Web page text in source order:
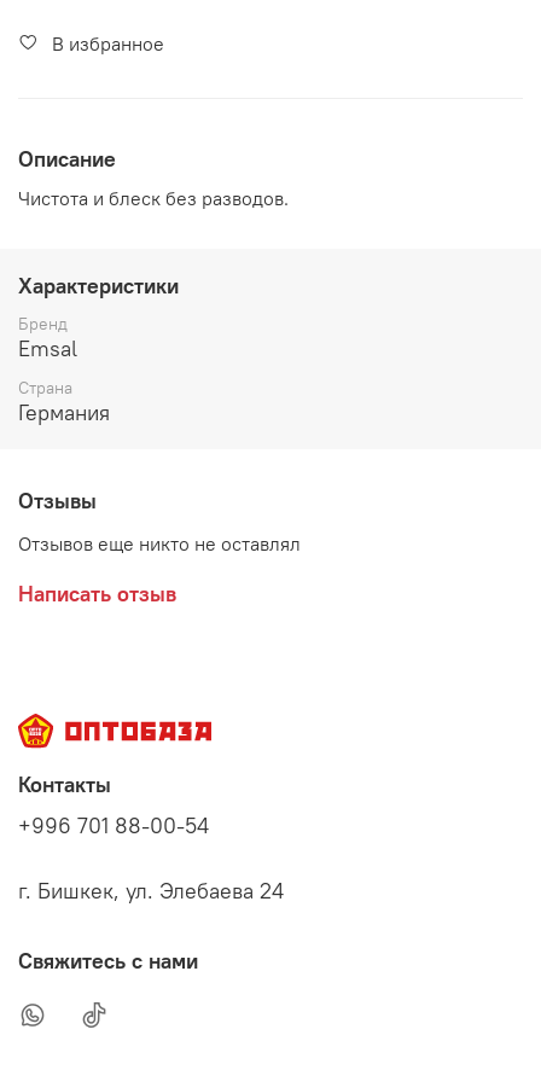
В избранное
Описание
Чистота и блеск без разводов.
Характеристики
Бренд
Emsal
Страна
Германия
Отзывы
Отзывов еще никто не оставлял
Написать отзыв
Контакты
+996 701 88-00-54
г. Бишкек, ул. Элебаева 24
Свяжитесь с нами